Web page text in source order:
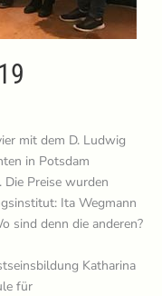
mit dem D. Ludwig
in Potsdam
Preise wurden
Ita Wegmann
sind denn die anderen?
Katharina
für